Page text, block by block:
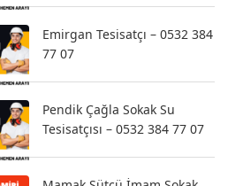
Emirgan Tesisatçı – 0532 384
77 07
Pendik Çağla Sokak Su
Tesisatçısı – 0532 384 77 07